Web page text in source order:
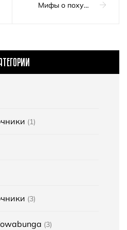
Мифы о похудении
(1)
(3)
(3)